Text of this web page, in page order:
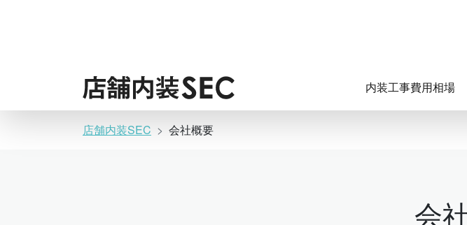
内装工事費用相場
店舗内装SEC 会社概要
会